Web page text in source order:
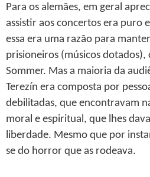
Para os alemães, em geral
assistir aos concertos era puro
essa era uma razão para
prisioneiros (músicos dotados),
Sommer. Mas a maioria da
Terezín era composta por
debilitadas, que encontravam
moral e espiritual, que lhes
liberdade. Mesmo que por
se do horror que as rodeava.